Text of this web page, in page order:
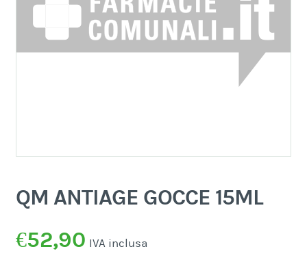
QM ANTIAGE GOCCE 15ML
€52,90 IVA inclusa